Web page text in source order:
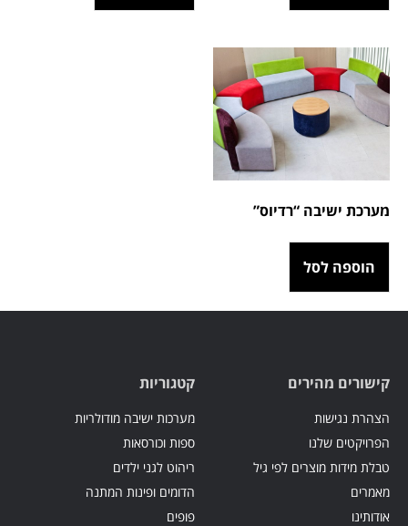
מערכת ישיבה “רדיוס”
הוספה לסל
קישורים מהירים
הצהרת נגישות
הפרויקטים שלנו
טבלת מידות מוצרים לפי גיל
מאמרים
אודותינו
קטגוריות
מערכות ישיבה מודולריות
ספות וכורסאות
ריהוט לגני ילדים
הדומים ופינות המתנה
פופים